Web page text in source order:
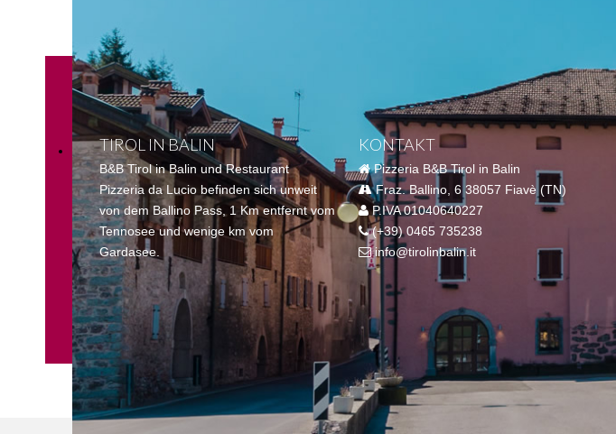
TIROL IN BALIN
B&B Tirol in Balin und Restaurant
Pizzeria da Lucio befinden sich unweit
von dem Ballino Pass, 1 Km entfernt vom
Tennosee und wenige km vom
Gardasee.
KONTAKT
Pizzeria B&B Tirol in Balin
Fraz. Ballino, 6 38057 Fiavè (TN)
P.IVA 01040640227
(+39) 0465 735238
info@tirolinbalin.it